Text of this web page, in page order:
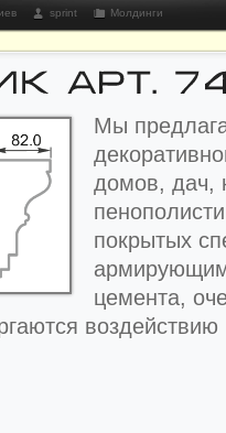
sprint Молдинги
Мы
домов, дач,
покрытых
цемента,